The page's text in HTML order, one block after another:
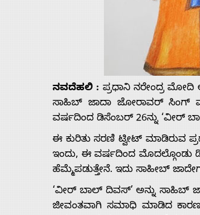
Contact
ನವದೆಹಲಿ : ಪ್ರಧಾನಿ ನರೇಂದ್ರ
ಸಾಹಿಬ್ ಜಾದಾ ಜೋರಾವರ್ ಸಿಂಗ್
ವರ್ಷದಿಂದ ಡಿಸೆಂಬರ್ 26ನ್ನು ‘ವೀರ್
ಈ ಕುರಿತು ಸರಣಿ ಟ್ವೀಟ್‌ ಮಾಡಿರುವ
ಇಂದು, ಈ ವರ್ಷದಿಂದ ಮೊದಲ್ಗೊಂಡು
ಹೆಮ್ಮೆಪಡುತ್ತೇನೆ. ಇದು ಸಾಹೀಬ್
‘ವೀರ್ ಬಾಲ್ ದಿವಸ್’ ಅನ್ನು ಸಾಹಿಬ್
ಜೀವಂತವಾಗಿ ಸಮಾಧಿ ಮಾಡಿದ